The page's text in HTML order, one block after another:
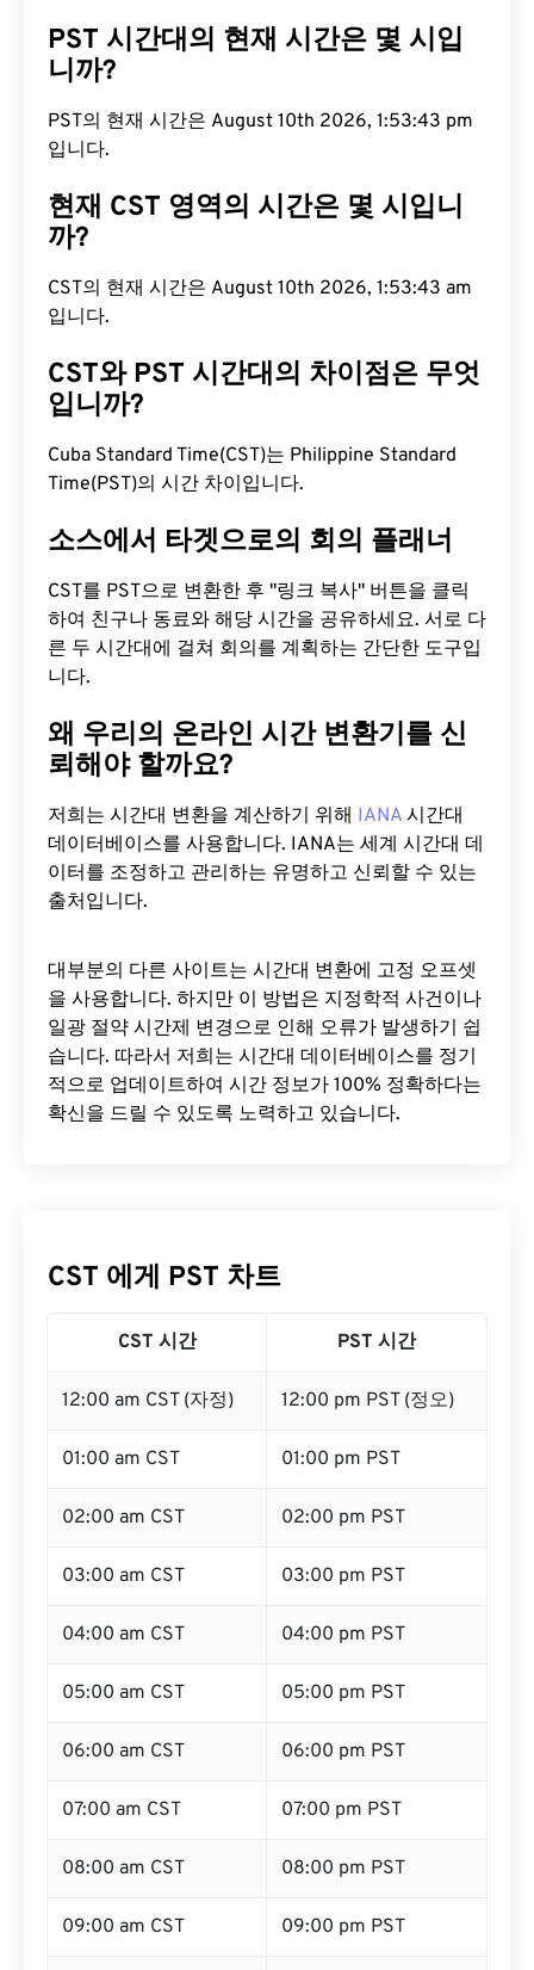
PST 시간대의 현재 시간은 몇 시입
니까?
PST의 현재 시간은 August 10th 2026, 1:53:44 pm
입니다.
현재 CST 영역의 시간은 몇 시입니
까?
CST의 현재 시간은 August 10th 2026, 1:53:44 am
입니다.
CST와 PST 시간대의 차이점은 무엇
입니까?
Cuba Standard Time(CST)는 Philippine Standard
Time(PST)의 시간 차이입니다.
소스에서 타겟으로의 회의 플래너
CST를 PST으로 변환한 후 "링크 복사" 버튼을 클릭
하여 친구나 동료와 해당 시간을 공유하세요. 서로 다
른 두 시간대에 걸쳐 회의를 계획하는 간단한 도구입
니다.
왜 우리의 온라인 시간 변환기를 신
뢰해야 할까요?
저희는 시간대 변환을 계산하기 위해 IANA 시간대
데이터베이스를 사용합니다. IANA는 세계 시간대 데
이터를 조정하고 관리하는 유명하고 신뢰할 수 있는
출처입니다.
대부분의 다른 사이트는 시간대 변환에 ​​고정 오프셋
을 사용합니다. 하지만 이 방법은 지정학적 사건이나
일광 절약 시간제 변경으로 인해 오류가 발생하기 쉽
습니다. 따라서 저희는 시간대 데이터베이스를 정기
적으로 업데이트하여 시간 정보가 100% 정확하다는
확신을 드릴 수 있도록 노력하고 있습니다.
CST 에게 PST 차트
CST 시간 PST 시간
12:00 am CST (자정) 12:00 pm PST (정오)
01:00 am CST 01:00 pm PST
02:00 am CST 02:00 pm PST
03:00 am CST 03:00 pm PST
04:00 am CST 04:00 pm PST
05:00 am CST 05:00 pm PST
06:00 am CST 06:00 pm PST
07:00 am CST 07:00 pm PST
08:00 am CST 08:00 pm PST
09:00 am CST 09:00 pm PST